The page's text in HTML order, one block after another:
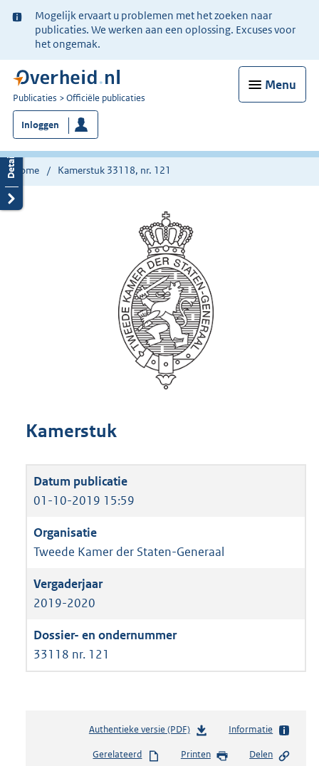
Ter
informatie:
Mogelijk ervaart u problemen met het zoeken naar
publicaties. We werken aan een oplossing. Excuses voor
het ongemak.
Menu
U
bent
nu
hier:
Publicaties Officiële publicaties
Inloggen
Home Kamerstuk 33118, nr. 121
Kamerstuk
01-10-2019 15:59
Tweede Kamer der Staten-Generaal
2019-2020
33118 nr. 121
Authentieke versie (PDF)b
s
Informatie
Gerelateerd Printen Delen